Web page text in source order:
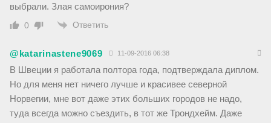
выбрали. Злая самоирония?
0 Ответить
@katarinastene9069 11-09-2016 06:38
В Швеции я работала полтора года, подтверждала диплом.
Но для меня нет ничего лучше и красивее северной
Норвегии, мне вот даже этих больших городов не надо,
туда всегда можно съездить, в тот же Трондхейм. Даже